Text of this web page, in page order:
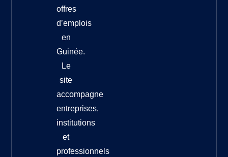
offres
d’emplois
en
Guinée.
Le
site
accompagne
entreprises,
institutions
et
professionnels